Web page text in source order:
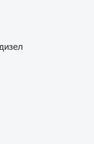
дизел